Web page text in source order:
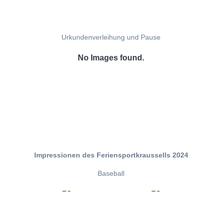
Urkundenverleihung und Pause
No Images found.
Impressionen des Feriensportkraussells 2024
Baseball